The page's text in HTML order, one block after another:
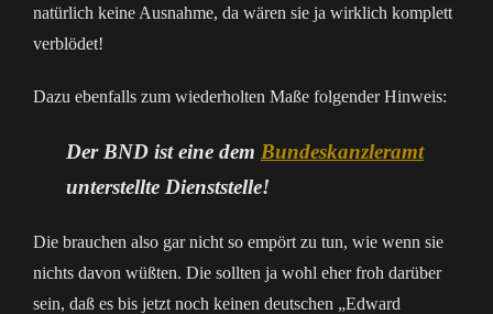
natürlich keine Ausnahme, da wären sie ja wirklich komplett
verblödet!
Dazu ebenfalls zum wiederholten Maße folgender Hinweis:
Der BND ist eine dem Bundeskanzleramt
unterstellte Dienststelle!
Die brauchen also gar nicht so empört zu tun, wie wenn sie
nichts davon wüßten. Die sollten ja wohl eher froh darüber
sein, daß es bis jetzt noch keinen deutschen „Edward